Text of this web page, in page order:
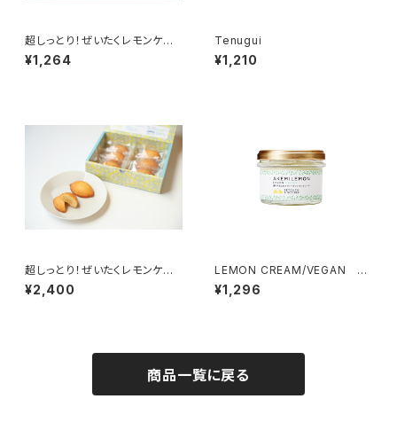
超しっとり！ぜいたくレモンケー
キ３個入り/Lemon Cake (3 P
ieces)
¥1,264
Tenugui
¥1,210
超しっとり！ぜいたくレモンケー
キ6個入り/Lemon Cake (6 P
ieces)
¥2,400
LEMON CREAM/VEGAN レ
モンクリーム ヴィーガン 55g
¥1,296
商品一覧に戻る